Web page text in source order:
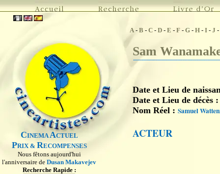
CINEMAACTUEL
PRIX & RECOMPENSES
Nous fêtons aujourd'hui
l'anniversaire de Dusan Makavejev
Recherche Rapide :
A- B - C - D - E - F - G - H - I - J -
Sam
Date et Lieu de
Date et Lieu de décès
Nom Réel : Samuel
ACTEUR